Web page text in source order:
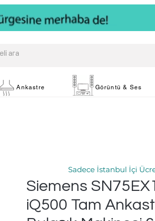
Ankastre Görüntü & Ses
Siemens
iQ500 Tam
Sadece İstanbul İçi